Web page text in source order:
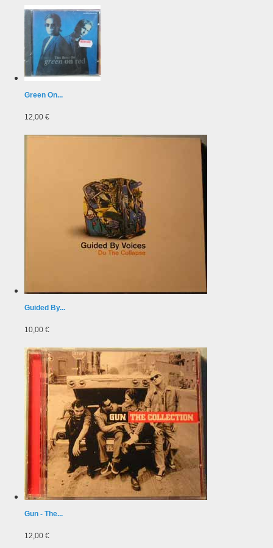
Green On...
12,00 €
Guided By...
10,00 €
Gun - The...
12,00 €